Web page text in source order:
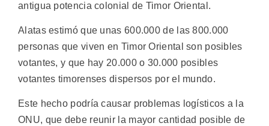
antigua potencia colonial de Timor Oriental.
Alatas estimó que unas 600.000 de las 800.000
personas que viven en Timor Oriental son posibles
votantes, y que hay 20.000 o 30.000 posibles
votantes timorenses dispersos por el mundo.
Este hecho podría causar problemas logísticos a la
ONU, que debe reunir la mayor cantidad posible de